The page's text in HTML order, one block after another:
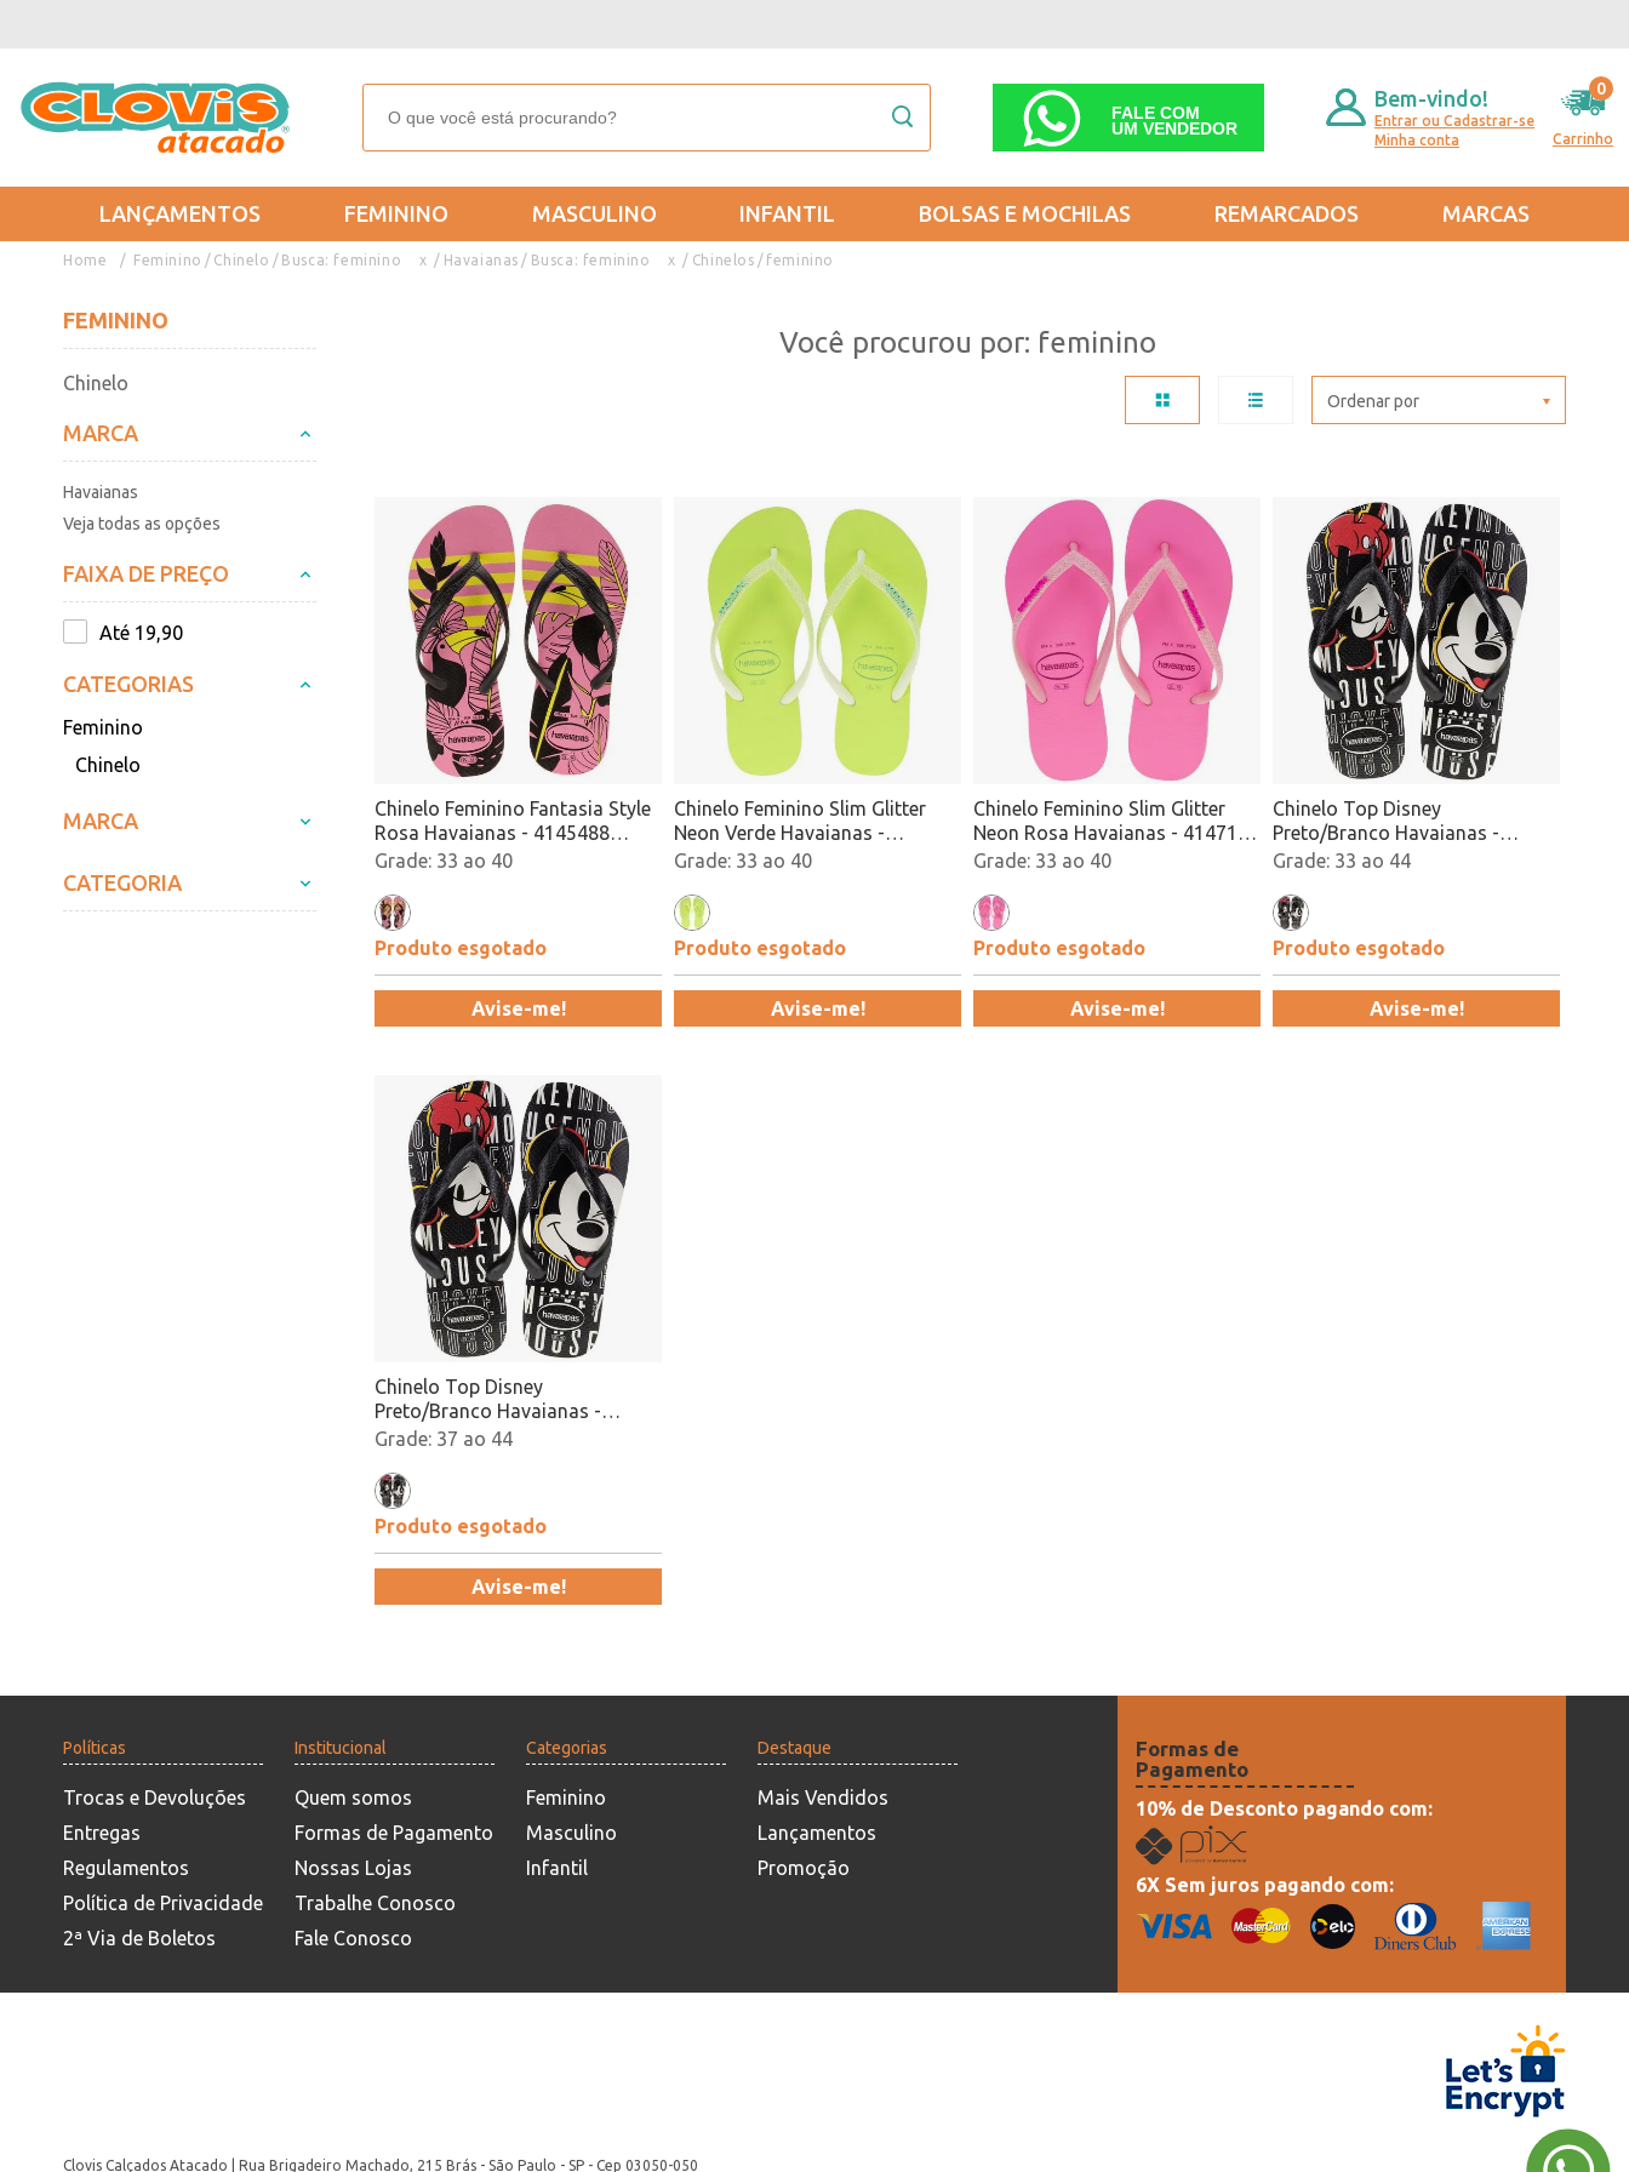
FALE COM
UM VENDEDOR
Bem-vindo!
Entrar ou Cadastrar-se
Minha conta
Carrinho
0
LANÇAMENTOS FEMININO MASCULINO INFANTIL BOLSAS E MOCHILAS REMARCADOS MARCAS
Feminino Chinelo Busca: feminino x Havaianas Busca: feminino x Chinelos feminino
FEMININO
Chinelo
MARCA
Havaianas
Veja todas as opções
FAIXA DE PREÇO
Até 19,90
CATEGORIAS
Feminino
Chinelo
MARCA
CATEGORIA
Você procurou por: feminino
Ordenar por
Chinelo Feminino Fantasia Style
Rosa Havaianas - 4145488
Atacado33 ao 40
Produto esgotado
Avise-me!
Chinelo Feminino Slim Glitter
Neon Verde Havaianas -
4147111 Atacado
33 ao 40
Produto esgotado
Avise-me!
Chinelo Feminino Slim Glitter
Neon Rosa Havaianas - 4147111
Atacado33 ao 40
Produto esgotado
Avise-me!
Chinelo Top Disney
Preto/Branco Havaianas -
4139412 Atacado
33 ao 44
Produto esgotado
Avise-me!
Chinelo Top Disney
Preto/Branco Havaianas -
4139412 Atacado
37 ao 44
Produto esgotado
Avise-me!
Políticas
Trocas e Devoluções
Entregas
Regulamentos
Política de Privacidade
2ª Via de Boletos
Institucional
Quem somos
Formas de Pagamento
Nossas Lojas
Trabalhe Conosco
Fale Conosco
Categorias
Feminino
Masculino
Infantil
Destaque
Mais Vendidos
Lançamentos
Promoção
Formas de
Pagamento
10% de Desconto pagando com:
6X Sem juros pagando com:
Clovis Calçados Atacado | Rua Brigadeiro Machado, 215 Brás - São Paulo - SP - Cep 03050-050